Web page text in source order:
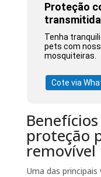
Proteção
Tenha
pets com
mosquiteiras.
Cote via
proteção
removível
Uma das